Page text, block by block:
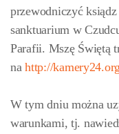
przewodniczyć
sanktuarium w
Parafii. Mszę Świętą
nahttp://
W tym dniu można
warunkami, tj.